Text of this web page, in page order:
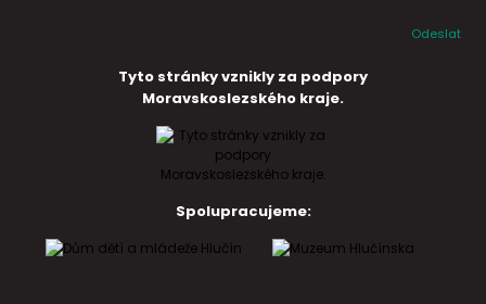
Odeslat
Tyto stránky vznikly za podpory
Moravskoslezského kraje.
Spolupracujeme: